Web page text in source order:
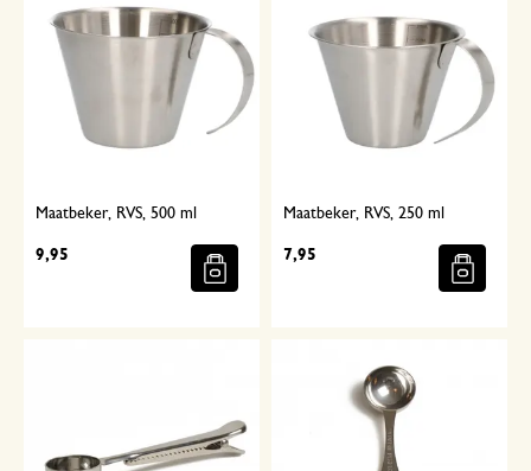
Maatbeker, RVS, 500 ml
9,95
Maatbeker, RVS, 250 ml
7,95